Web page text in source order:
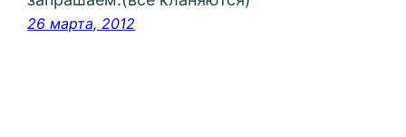
26 марта, 2012